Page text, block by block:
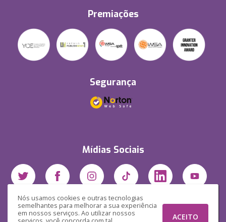
Nós usamos cookies e outras tecnologias
semelhantes para melhorar a sua experiência
em nossos serviços. Ao utilizar nossos
ACEITO
Premiações
Segurança
Mídias Sociais